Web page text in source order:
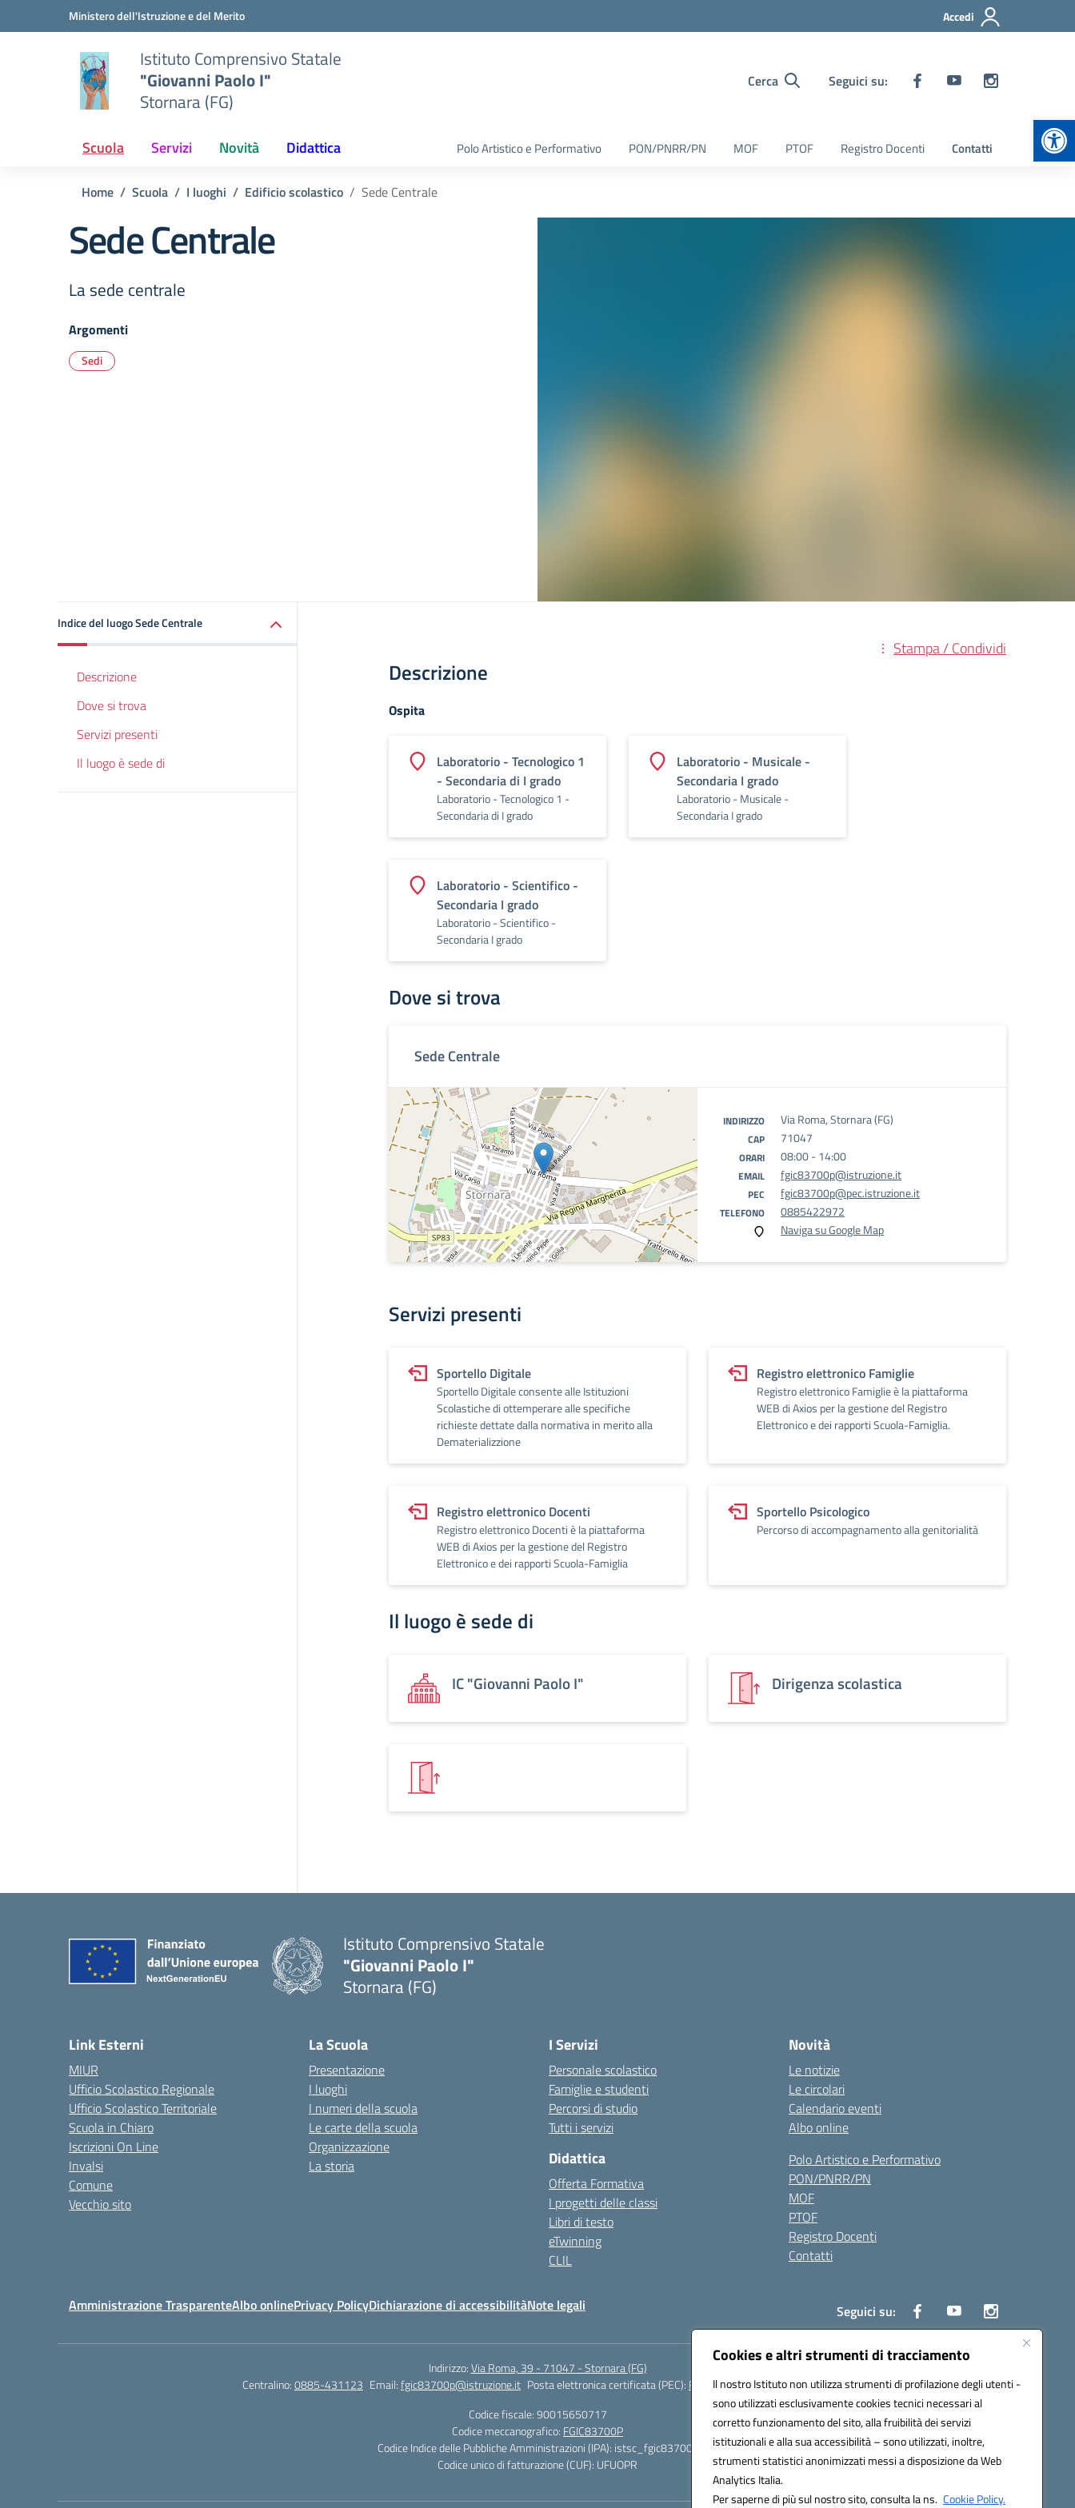
Cookies e altri strumenti di tracciamento
Il nostro Istituto non utilizza strumenti di profilazione degli utenti -
sono utilizzati esclusivamente cookies tecnici necessari al
corretto funzionamento del sito, alla fruibilità dei servizi
istituzionali e alla sua accessibilità – sono utilizzati, inoltre,
strumenti statistici anonimizzati messi a disposizione da Web
Analytics Italia.
Per saperne di più sul nostro sito, consulta la ns. Cookie Policy.
Vai ai contenuti
Vai al menu di navigazioneMinistero dell'Istruzione e del Merito Accedi
Istituto Comprensivo Statale
"Giovanni Paolo I"
Stornara (FG)
Cerca Seguici su:
Scuola Servizi Novità Didattica Polo Artistico e Performativo PON/PNRR/PN MOF PTOF Registro Docenti Contatti
Home Scuola I luoghi Edificio scolastico Sede Centrale
Sede Centrale
La sede centrale
Argomenti
Sedi
Indice del luogo Sede Centrale
Descrizione
Dove si trova
Servizi presenti
Il luogo è sede di
Stampa / Condividi
Descrizione
Ospita
Laboratorio - Tecnologico 1
- Secondaria di I grado
Laboratorio - Tecnologico 1 -
Secondaria di I grado
Laboratorio - Musicale -
Secondaria I grado
Laboratorio - Musicale -
Secondaria I grado
Laboratorio - Scientifico -
Secondaria I grado
Laboratorio - Scientifico -
Secondaria I grado
Dove si trova
Sede Centrale
INDIRIZZO Via Roma, Stornara (FG)
CAP 71047
ORARI 08:00 - 14:00
EMAIL fgic83700p@istruzione.it
PEC fgic83700p@pec.istruzione.it
TELEFONO
0885422972
Naviga su Google Map
Servizi presenti
Sportello Digitale
Sportello Digitale consente alle Istituzioni
Scolastiche di ottemperare alle specifiche
richieste dettate dalla normativa in merito alla
Dematerializzione
Registro elettronico Famiglie
Registro elettronico Famiglie è la piattaforma
WEB di Axios per la gestione del Registro
Elettronico e dei rapporti Scuola-Famiglia.
Registro elettronico Docenti
Registro elettronico Docenti è la piattaforma
WEB di Axios per la gestione del Registro
Elettronico e dei rapporti Scuola-Famiglia
Sportello Psicologico
Percorso di accompagnamento alla genitorialità
Il luogo è sede di
IC "Giovanni Paolo I" Dirigenza scolastica
Istituto Comprensivo Statale
"Giovanni Paolo I"
Stornara (FG)
Link Esterni
MIUR
Ufficio Scolastico Regionale
Ufficio Scolastico Territoriale
Scuola in Chiaro
Iscrizioni On Line
Invalsi
Comune
Vecchio sito
La Scuola
Presentazione
I luoghi
I numeri della scuola
Le carte della scuola
Organizzazione
La storia
I Servizi
Personale scolastico
Famiglie e studenti
Percorsi di studio
Tutti i servizi
Didattica
Offerta Formativa
I progetti delle classi
Libri di testo
eTwinning
CLIL
Novità
Le notizie
Le circolari
Calendario eventi
Albo online
Polo Artistico e Performativo
PON/PNRR/PN
MOF
PTOF
Registro Docenti
Contatti
Amministrazione TrasparenteAlbo onlinePrivacy PolicyDichiarazione di accessibilitàNote legali Seguici su:
Indirizzo:Via Roma, 39 - 71047 - Stornara (FG)
Centralino:0885-431123 Email:fgic83700p@istruzione.it Posta elettronica certificata (PEC): FGIC83700P@pec.istruzione.it
Codice fiscale: 90015650717
Codice meccanografico: FGIC83700P
Codice Indice delle Pubbliche Amministrazioni (IPA): istsc_fgic83700p
Codice unico di fatturazione (CUF): UFUOPR